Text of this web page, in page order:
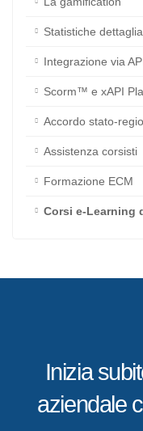
Statistiche
Integrazione via
Scorm™ e xAPI
Accordo stato-
Assistenza corsisti
Formazione ECM
Corsi e-Learning
Inizia
aziendale